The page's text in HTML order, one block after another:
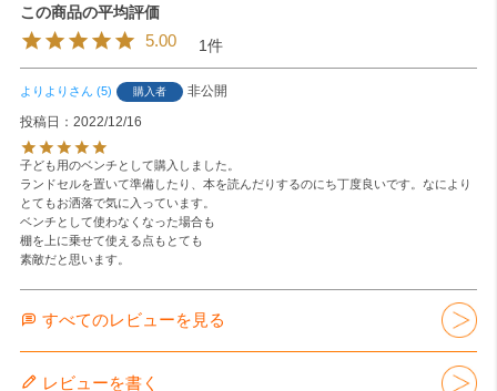
5.00 1
よりより 5 購入者
非公開
投稿日
2022/12/16
子ども用のベンチとして購入しました。
ランドセルを置いて準備したり、本を読んだりするのにち丁度良いです。なにより
とてもお洒落で気に入っています。
ベンチとして使わなくなった場合も
棚を上に乗せて使える点もとても
素敵だと思います。
すべてのレビューを見る
レビューを書く